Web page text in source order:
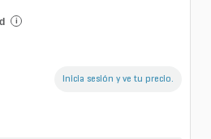
i
Inicia sesión y ve tu precio.